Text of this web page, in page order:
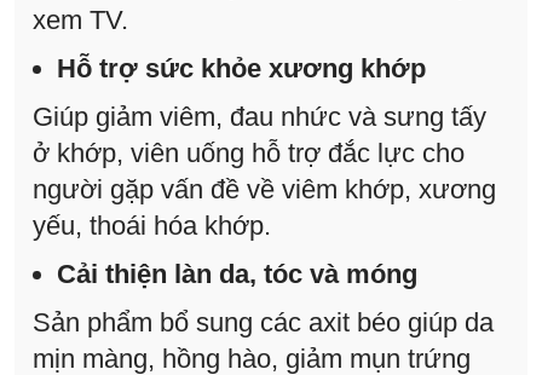
xem TV.
Hỗ trợ sức khỏe xương khớp
Giúp giảm viêm, đau nhức và sưng tấy
ở khớp, viên uống hỗ trợ đắc lực cho
người gặp vấn đề về viêm khớp, xương
yếu, thoái hóa khớp.
Cải thiện làn da, tóc và móng
Sản phẩm bổ sung các axit béo giúp da
mịn màng, hồng hào, giảm mụn trứng